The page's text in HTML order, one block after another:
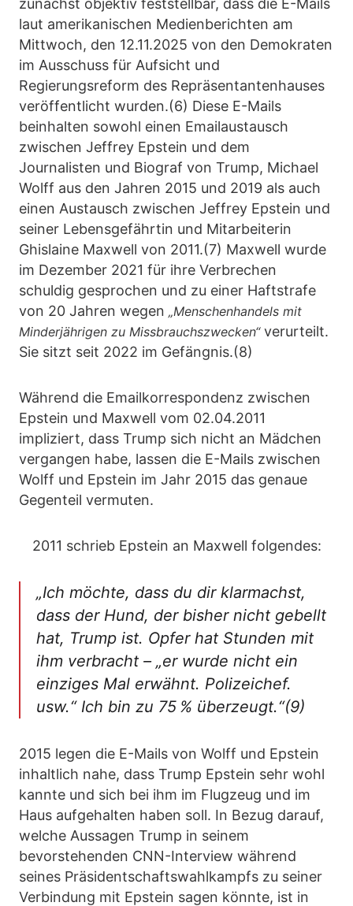
zunächst objektiv feststellbar, dass die E-Mails
laut amerikanischen Medienberichten am
Mittwoch, den 12.11.2025 von den Demokraten
im Ausschuss für Aufsicht und
Regierungsreform des Repräsentantenhauses
veröffentlicht wurden.(6) Diese E-Mails
beinhalten sowohl einen Emailaustausch
zwischen Jeffrey Epstein und dem
Journalisten und Biograf von Trump, Michael
Wolff aus den Jahren 2015 und 2019 als auch
einen Austausch zwischen Jeffrey Epstein und
seiner Lebensgefährtin und Mitarbeiterin
Ghislaine Maxwell von 2011.(7) Maxwell wurde
im Dezember 2021 für ihre Verbrechen
schuldig gesprochen und zu einer Haftstrafe
von 20 Jahren wegen „Menschenhandels mit
Minderjährigen zu Missbrauchszwecken“ verurteilt.
Sie sitzt seit 2022 im Gefängnis.(8)
Während die Emailkorrespondenz zwischen
Epstein und Maxwell vom 02.04.2011
impliziert, dass Trump sich nicht an Mädchen
vergangen habe, lassen die E-Mails zwischen
Wolff und Epstein im Jahr 2015 das genaue
Gegenteil vermuten.
2011 schrieb Epstein an Maxwell folgendes:
„Ich möchte, dass du dir klarmachst,
dass der Hund, der bisher nicht gebellt
hat, Trump ist. Opfer hat Stunden mit
ihm verbracht – „er wurde nicht ein
einziges Mal erwähnt. Polizeichef.
usw.“ Ich bin zu 75 % überzeugt.“(9)
2015 legen die E-Mails von Wolff und Epstein
inhaltlich nahe, dass Trump Epstein sehr wohl
kannte und sich bei ihm im Flugzeug und im
Haus aufgehalten haben soll. In Bezug darauf,
welche Aussagen Trump in seinem
bevorstehenden CNN-Interview während
seines Präsidentschaftswahlkampfs zu seiner
Verbindung mit Epstein sagen könnte, ist in